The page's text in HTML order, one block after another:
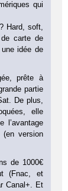
qui
Hard, soft,
carte de
idée de
prête à
partie
De plus,
elle
l’avantage
(en version
de 1000€
(Fnac, et
Canal+. Et